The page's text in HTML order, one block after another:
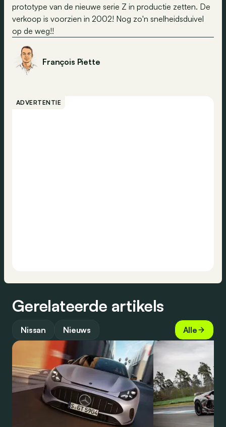
prototype van de nieuwe serie Z in productie zetten. De
verkoop is voorzien in 2002! Nog zo'n snelheidsduivel
op de weg!!
François Piette
ADVERTENTIE
Gerelateerde artikels
Nissan Nieuws Alle